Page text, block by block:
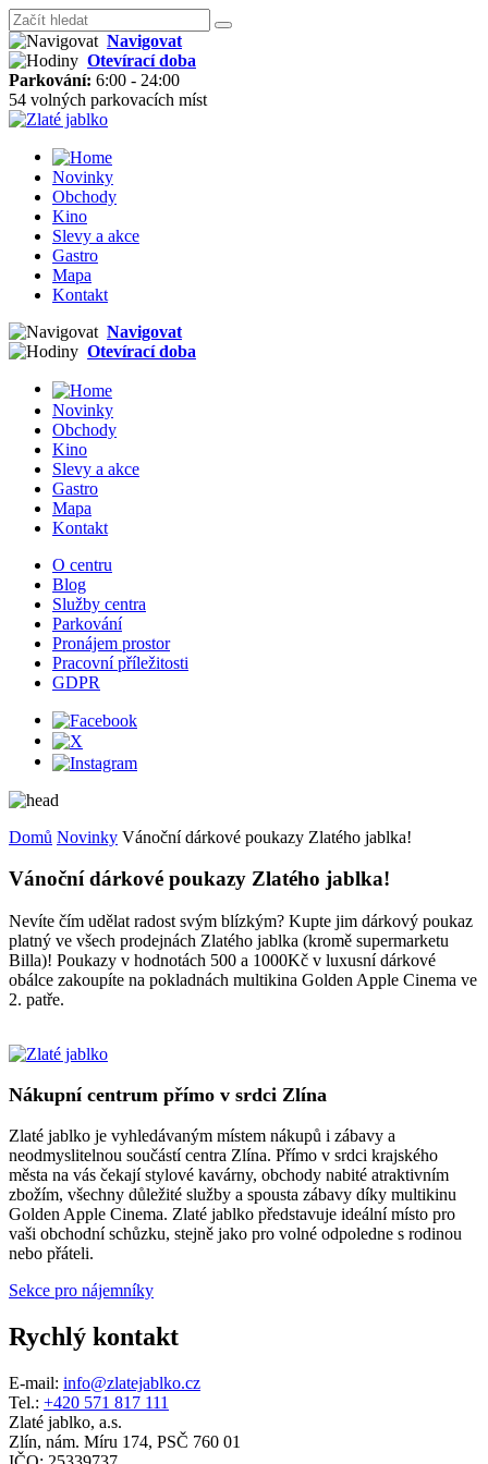
Navigovat
Otevírací doba
Parkování: 6:00 - 24:00
54 volných parkovacích míst
Novinky
Obchody
Kino
Slevy a akce
Gastro
Mapa
Kontakt
Navigovat
Otevírací doba
Novinky
Obchody
Kino
Slevy a akce
Gastro
Mapa
Kontakt
O centru
Blog
Služby centra
Parkování
Pronájem prostor
Pracovní příležitosti
GDPR
Domů Novinky Vánoční dárkové poukazy Zlatého jablka!
Vánoční dárkové poukazy Zlatého jablka!
Nevíte čím udělat radost svým blízkým? Kupte jim dárkový poukaz
platný ve všech prodejnách Zlatého jablka (kromě supermarketu
Billa)! Poukazy v hodnotách 500 a 1000Kč v luxusní dárkové
obálce zakoupíte na pokladnách multikina Golden Apple Cinema ve
2. patře.
Nákupní centrum přímo v srdci Zlína
Zlaté jablko je vyhledávaným místem nákupů i zábavy a
neodmyslitelnou součástí centra Zlína. Přímo v srdci krajského
města na vás čekají stylové kavárny, obchody nabité atraktivním
zbožím, všechny důležité služby a spousta zábavy díky multikinu
Golden Apple Cinema. Zlaté jablko představuje ideální místo pro
vaši obchodní schůzku, stejně jako pro volné odpoledne s rodinou
nebo přáteli.
Sekce pro nájemníky
Rychlý kontakt
E-mail: info@zlatejablko.cz
Tel.: +420 571 817 111
Zlaté jablko, a.s.
Zlín, nám. Míru 174, PSČ 760 01